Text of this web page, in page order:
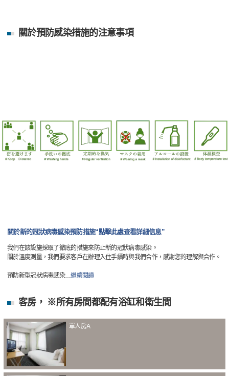
關於預防感染措施的注意事項
關於新的冠狀病毒感染預防措施“點擊此處查看詳細信息”
我們在該設施採取了徹底的措施來防止新的冠狀病毒感染。
關於溫度測量，我們要求客戶在辦理入住手續時與我們合作，感謝您的理解與合作。
預防新型冠狀病毒感染…繼續閱讀
客房， ※所有房間都配有浴缸和衛生間
單人房A